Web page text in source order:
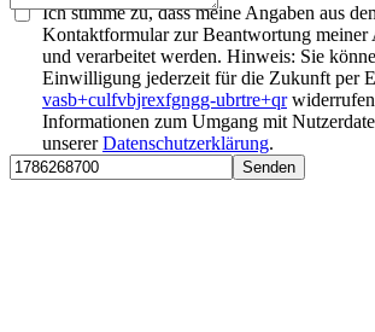
Ich stimme zu, dass meine Angaben aus
Kontaktformular zur Beantwortung meiner
und verarbeitet werden. Hinweis: Sie
Einwilligung jederzeit für die Zukunft per
vasb+culfvbjrexfgngg-ubrtre+qr
Informationen zum Umgang mit
unsererDatenschutzerklärung.
Senden